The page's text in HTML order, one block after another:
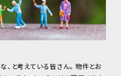
、と考えている皆さん。物件とお